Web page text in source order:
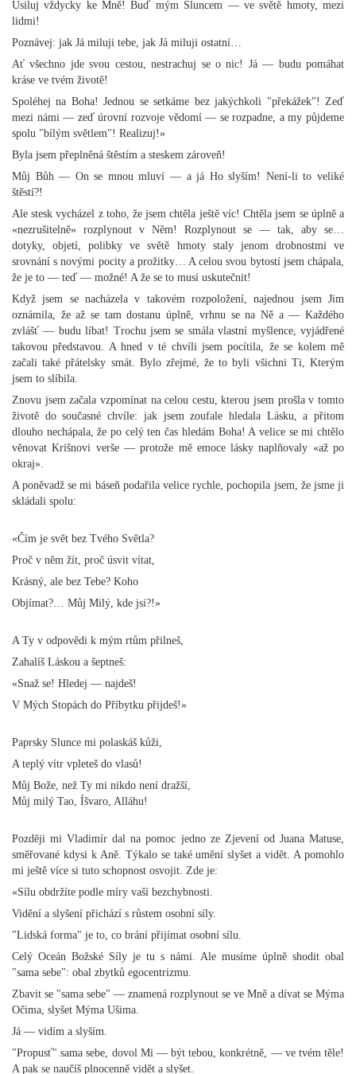
Usiluj vždycky ke Mně! Buď mým Sluncem — ve světě hmoty, mezi
lidmi!
Poznávej: jak Já miluji tebe, jak Já miluji ostatní…
Ať všechno jde svou cestou, nestrachuj se o nic! Já — budu pomáhat
kráse ve tvém životě!
Spoléhej na Boha! Jednou se setkáme bez jakýchkoli "překážek"! Zeď
mezi námi — zeď úrovní rozvoje vědomí — se rozpadne, a my půjdeme
spolu "bílým světlem"! Realizuj!»
Byla jsem přeplněná štěstím a steskem zároveň!
Můj Bůh — On se mnou mluví — a já Ho slyším! Není-li to veliké
štěstí?!
Ale stesk vycházel z toho, že jsem chtěla ještě víc! Chtěla jsem se úplně a
«nezrušitelně» rozplynout v Něm! Rozplynout se — tak, aby se…
dotyky, objetí, polibky ve světě hmoty staly jenom drobnostmi ve
srovnání s novými pocity a prožitky… A celou svou bytostí jsem chápala,
že je to — teď — možné! A že se to musí uskutečnit!
Když jsem se nacházela v takovém rozpoložení, najednou jsem Jim
oznámila, že až se tam dostanu úplně, vrhnu se na Ně a — Každého
zvlášť — budu líbat! Trochu jsem se smála vlastní myšlence, vyjádřené
takovou představou. A hned v té chvíli jsem pocítila, že se kolem mě
začali také přátelsky smát. Bylo zřejmé, že to byli všichni Ti, Kterým
jsem to slíbila.
Znovu jsem začala vzpomínat na celou cestu, kterou jsem prošla v tomto
životě do současné chvíle: jak jsem zoufale hledala Lásku, a přitom
dlouho nechápala, že po celý ten čas hledám Boha! A velice se mi chtělo
věnovat Krišnovi verše — protože mě emoce lásky naplňovaly «až po
okraj».
A poněvadž se mi báseň podařila velice rychle, pochopila jsem, že jsme ji
skládali spolu:
«Čím je svět bez Tvého Světla?
Proč v něm žít, proč úsvit vítat,
Krásný, ale bez Tebe? Koho
Objímat?… Můj Milý, kde jsi?!»
A Ty v odpovědi k mým rtům přilneš,
Zahalíš Láskou a šeptneš:
«Snaž se! Hledej — najdeš!
V Mých Stopách do Příbytku přijdeš!»
Paprsky Slunce mi polaskáš kůži,
A teplý vítr vpleteš do vlasů!
Můj Bože, než Ty mi nikdo není dražší,
Můj milý Tao, Íšvaro, Alláhu!
Později mi Vladimír dal na pomoc jedno ze Zjevení od Juana Matuse,
směřované kdysi k Aně. Týkalo se také umění slyšet a vidět. A pomohlo
mi ještě více si tuto schopnost osvojit. Zde je:
«Sílu obdržíte podle míry vaší bezchybnosti.
Vidění a slyšení přichází s růstem osobní síly.
"Lidská forma" je to, co brání přijímat osobní sílu.
Celý Oceán Božské Síly je tu s námi. Ale musíme úplně shodit obal
"sama sebe": obal zbytků egocentrizmu.
Zbavit se "sama sebe" — znamená rozplynout se ve Mně a dívat se Mýma
Očima, slyšet Mýma Ušima.
Já — vidím a slyším.
"Propusť" sama sebe, dovol Mi — být tebou, konkrétně, — ve tvém těle!
A pak se naučíš plnocenně vidět a slyšet.